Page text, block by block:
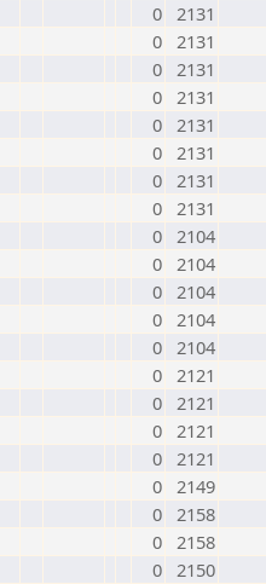
0 2131
0 2131
0 2131
0 2131
0 2131
0 2131
0 2131
0 2131
0 2104
0 2104
0 2104
0 2104
0 2104
0 2121
0 2121
0 2121
0 2121
0 2149
0 2158
0 2158
0 2150